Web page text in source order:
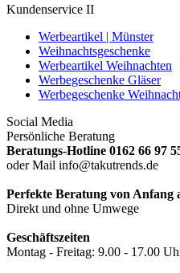
Kundenservice II
Werbeartikel | Münster
Weihnachtsgeschenke
Werbeartikel Weihnachten
Werbegeschenke Gläser
Werbegeschenke
Social Media
Persönliche Beratung
Beratungs-Hotline 0162 66 97
oder Mail info@takutrends.de
Perfekte Beratung von Anfang
Direkt und ohne Umwege
Geschäftszeiten
Montag - Freitag: 9.00 - 17.00